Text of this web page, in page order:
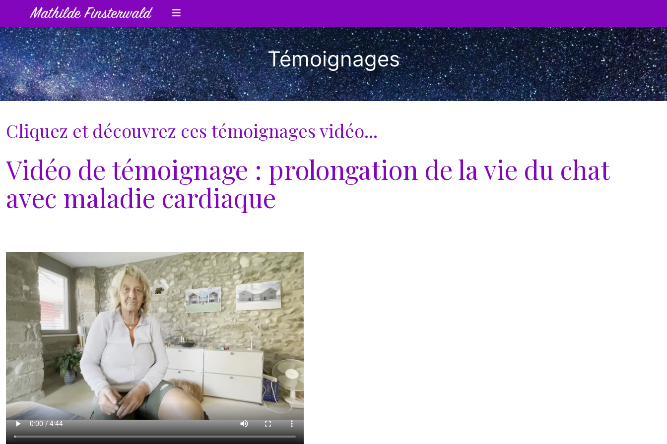
Témoignages
Cliquez et découvrez ces témoignages vidéo...
Vidéo de témoignage : prolongation de la vie du chat
avec maladie cardiaque